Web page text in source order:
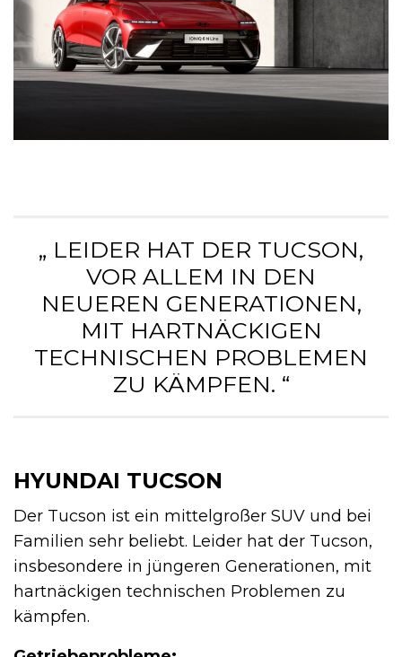
„ LEIDER HAT DER TUCSON,
VOR ALLEM IN DEN
NEUEREN GENERATIONEN,
MIT HARTNÄCKIGEN
TECHNISCHEN PROBLEMEN
ZU KÄMPFEN. “
HYUNDAI TUCSON
Der Tucson ist ein mittelgroßer SUV und bei
Familien sehr beliebt. Leider hat der Tucson,
insbesondere in jüngeren Generationen, mit
hartnäckigen technischen Problemen zu
kämpfen.